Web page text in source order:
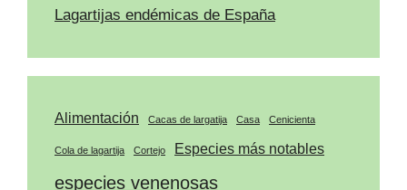
Lagartijas endémicas de España
Alimentación Cacas de largatija Casa Cenicienta
Cola de lagartija Cortejo Especies más notables
especies venenosas